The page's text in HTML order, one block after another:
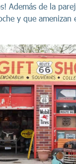
Además de la
y que amenizan